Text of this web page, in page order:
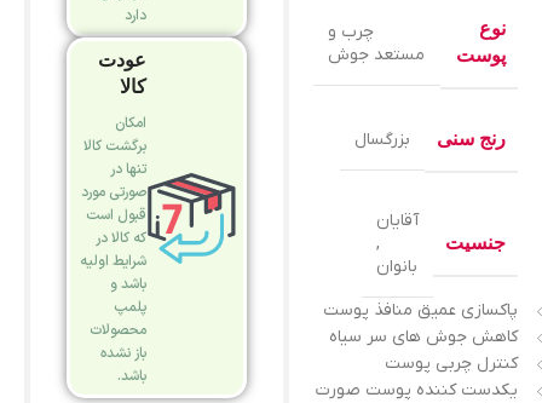
نوع
پوست
چرب و
مستعد جوش
رنج سنی بزرگسال
جنسیت
آقایان
,
بانوان
پاکسازی عمیق منافذ پوست
کاهش جوش های سر سیاه
کنترل چربی پوست
یکدست کننده پوست صورت
دارد
عودت
کالا
امکان
برگشت کالا
تنها در
صورتی مورد
قبول است
که کالا در
شرایط اولیه
باشد و
پلمپ
محصولات
باز نشده
باشد.